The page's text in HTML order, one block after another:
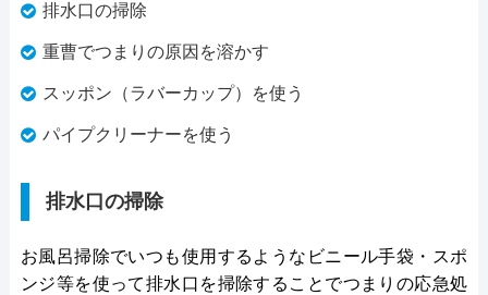
排水口の掃除
重曹でつまりの原因を溶かす
スッポン（ラバーカップ）を使う
パイプクリーナーを使う
排水口の掃除
お風呂掃除でいつも使用するようなビニール手袋・スポ
ンジ等を使って排水口を掃除することでつまりの応急処